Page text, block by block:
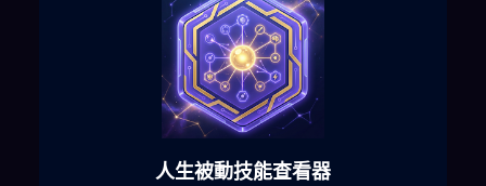
人生被動技能查看器